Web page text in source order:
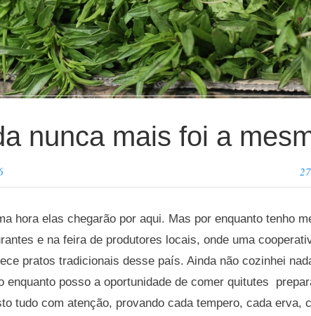
nunca mais foi a
hora elas chegarão por aqui. Mas por enquanto tenho
e na feira de produtores locais, onde uma
pratos tradicionais desse país. Ainda não cozinhei
enquanto posso a oportunidade de comer quitutes
tudo com atenção, provando cada tempero, cada erva,